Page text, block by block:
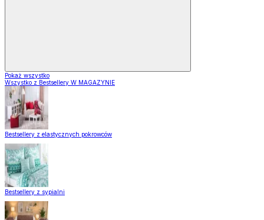
Pokaż wszystko
Wszystko z Bestsellery W MAGAZYNIE
Bestsellery z elastycznych pokrowców
Bestsellery z sypialni